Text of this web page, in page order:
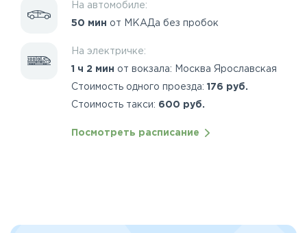
На автомобиле:
50 мин от МКАДа без пробок
На электричке:
1 ч 2 мин от вокзала: Москва Ярославская
Стоимость одного проезда: 176 руб.
Стоимость такси: 600 руб.
Посмотреть расписание